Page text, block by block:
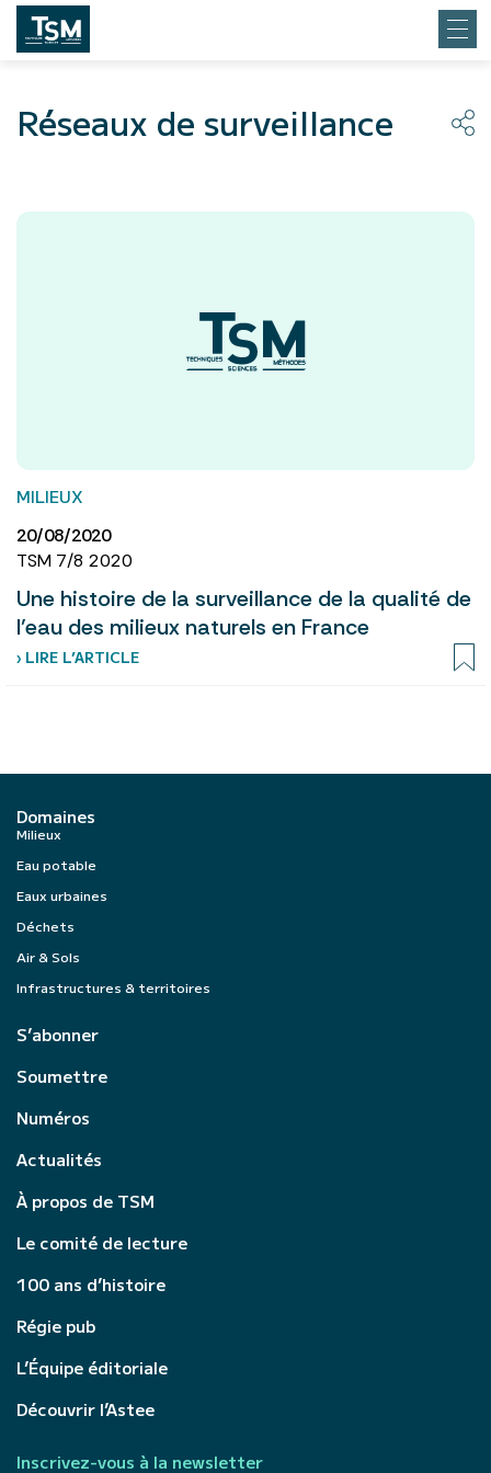
Réseaux de surveillance
MILIEUX
20/08/2020
TSM 7/8 2020
Une histoire de la surveillance de la qualité de
l’eau des milieux naturels en France
› LIRE L’ARTICLE
Domaines
Milieux
Eau potable
Eaux urbaines
Déchets
Air & Sols
Infrastructures & territoires
S’abonner
Soumettre
Numéros
Actualités
À propos de TSM
Le comité de lecture
100 ans d’histoire
Régie pub
L’Équipe éditoriale
Découvrir l’Astee
Inscrivez-vous à la newsletter